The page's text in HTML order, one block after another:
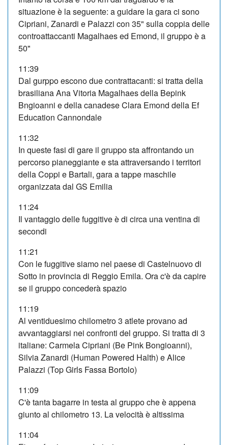
situazione è la seguente: a guidare la gara ci sono
Cipriani, Zanardi e Palazzi con 35" sulla coppia delle
controattaccanti Magalhaes ed Emond, il gruppo è a
50"
11:39
Dal gurppo escono due contrattacanti: si tratta della
brasiliana Ana Vitoria Magalhaes della Bepink
Bngioanni e della canadese Clara Emond della Ef
Education Cannondale
11:32
In queste fasi di gare il gruppo sta affrontando un
percorso pianeggiante e sta attraversando i territori
della Coppi e Bartali, gara a tappe maschile
organizzata dal GS Emilia
11:24
Il vantaggio delle fuggitive è di circa una ventina di
secondi
11:21
Con le fuggitive siamo nel paese di Castelnuovo di
Sotto in provincia di Reggio Emila. Ora c'è da capire
se il gruppo concederà spazio
11:19
Al ventiduesimo chilometro 3 atlete provano ad
avvantaggiarsi nei confronti del gruppo. Si tratta di 3
italiane: Carmela Cipriani (Be Pink Bongioanni),
Silvia Zanardi (Human Powered Halth) e Alice
Palazzi (Top Girls Fassa Bortolo)
11:09
C'è tanta bagarre in testa al gruppo che è appena
giunto al chilometro 13. La velocità è altissima
11:04